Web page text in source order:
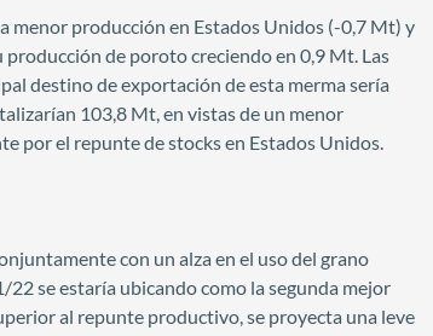
menor producción en Estados Unidos (-0,7 Mt) y
de poroto creciendo en 0,9 Mt. Las
destino de exportación de esta merma sería
103,8 Mt, en vistas de un menor
por el repunte de stocks en Estados Unidos.
con un alza en el uso del grano
se estaría ubicando como la segunda mejor
al repunte productivo, se proyecta una leve